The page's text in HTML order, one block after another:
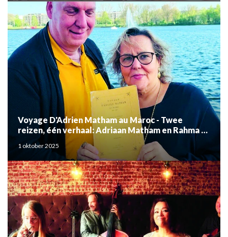
Voyage D'Adrien Matham au Maroc - Twee
reizen, één verhaal: Adriaan Matham en Rahma el
Mouden
1 oktober 2025